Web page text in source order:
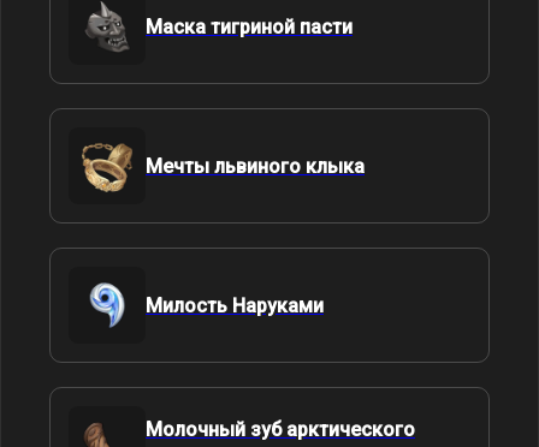
Маска тигриной пасти
Мечты львиного клыка
Милость Наруками
Молочный зуб арктического